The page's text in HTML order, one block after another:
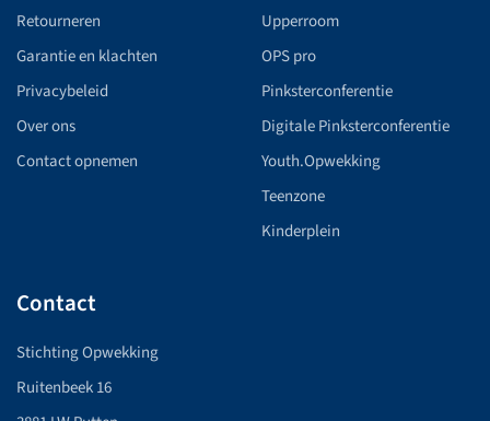
Retourneren
Garantie en klachten
Privacybeleid
Over ons
Contact opnemen
Upperroom
OPS pro
Pinksterconferentie
Digitale Pinksterconferentie
Youth.Opwekking
Teenzone
Kinderplein
Contact
Stichting Opwekking
Ruitenbeek 16